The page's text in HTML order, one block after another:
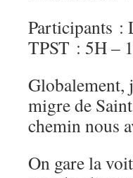
Participants :
TPST : 5H –
Globalement,
migre de
chemin nous
On gare la